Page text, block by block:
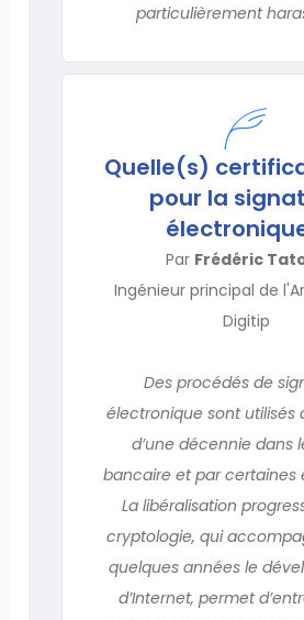
particulièrement
Quelle(s)
pour la
Par Frédéric
Ingénieur principal de
Digitip
Des procédés de
électronique sont utilisés
d’une décennie dans
bancaire et par certaines
La libéralisation
cryptologie, qui
quelques années le
d’Internet, permet